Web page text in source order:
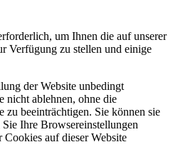
um Ihnen die auf unserer
Verfügung zu stellen und einige
der Website unbedingt
nicht ablehnen, ohne die
zu beeinträchtigen. Sie können sie
Ihre Browsereinstellungen
auf dieser Website